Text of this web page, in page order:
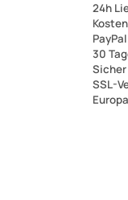
24h
30
SSL-